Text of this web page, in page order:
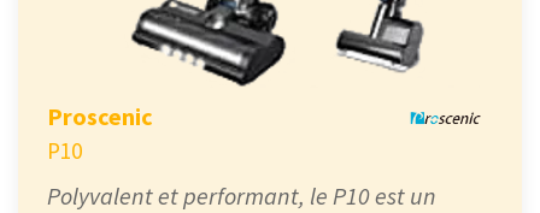
Proscenic
P10
Polyvalent et performant, le P10 est un